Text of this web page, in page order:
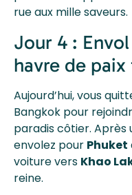
rue aux mille saveurs.
Jour 4 :
havre de
Aujourd’hui, vous
Bangkok pour
paradis côtier. Après
envolez pour Phuket
voiture vers Khao
reine.